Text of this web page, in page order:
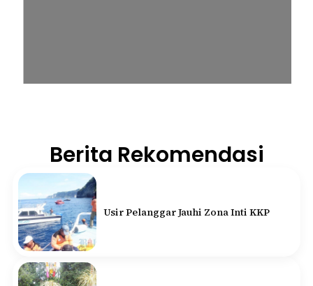
Berita Rekomendasi
Usir Pelanggar Jauhi Zona Inti KKP